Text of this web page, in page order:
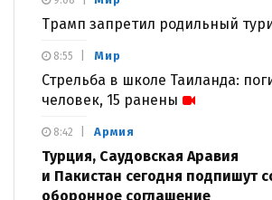
Трамп запретил родильный
Мир
Стрельба в школе Таиланда:
человек, 15 ранены
8:55
Армия
Турция, Саудовская Аравия
и Пакистан сегодня подпишут
оборонное соглашение
8:42